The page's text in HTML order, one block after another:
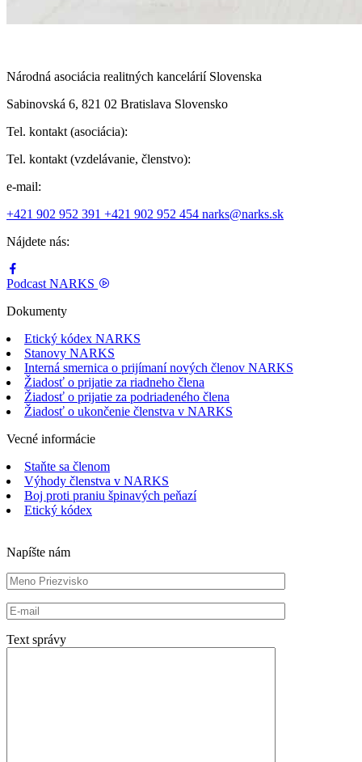
Národná asociácia realitných kancelárií Slovenska
Sabinovská 6, 821 02 Bratislava Slovensko
Tel. kontakt (asociácia):
Tel. kontakt (vzdelávanie, členstvo):
e-mail:
+421 902 952 391 +421 902 952 454 narks@narks.sk
Nájdete nás:
Podcast NARKS
Dokumenty
Etický kódex NARKS
Stanovy NARKS
Interná smernica o prijímaní nových členov NARKS
Žiadosť o prijatie za riadneho člena
Žiadosť o prijatie za podriadeného člena
Žiadosť o ukončenie členstva v NARKS
Vecné informácie
Staňte sa členom
Výhody členstva v NARKS
Boj proti praniu špinavých peňazí
Etický kódex
Napíšte nám
Text správy